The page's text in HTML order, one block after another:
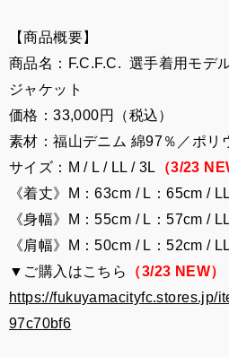
【商品概要】
商品名：F.C.F.C. 選手着用モデ
ジャケット
価格：33,000円（税込）
素材：福山デニム 綿97％／ポリ
サイズ：M / L / LL / 3L
（3/23
《着丈》M：63cm / L：65cm /
《身幅》M：55cm / L：57cm /
《肩幅》M：50cm / L：52cm /
▼ご購入はこちら
（3/23 NEW）
https://fukuyamacityfc.stores.jp/
97c70bf6